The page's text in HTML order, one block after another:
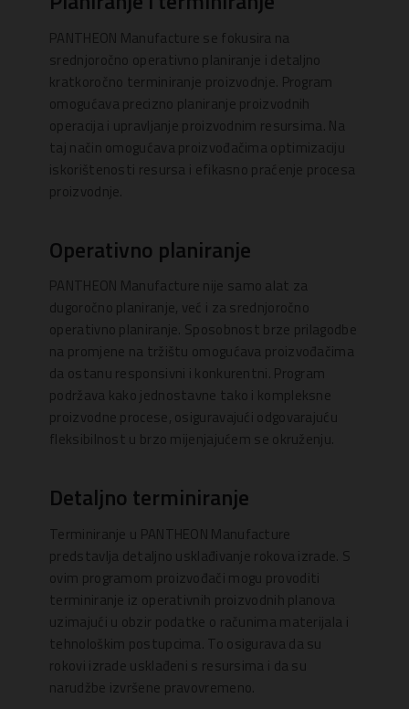
PANTHEON Manufacture se fokusira na
srednjoročno operativno planiranje i detaljno
kratkoročno terminiranje proizvodnje. Program
omogućava precizno planiranje proizvodnih
operacija i upravljanje proizvodnim resursima. Na
taj način omogućava proizvođačima optimizaciju
iskorištenosti resursa i efikasno praćenje procesa
proizvodnje.
Operativno planiranje
PANTHEON Manufacture nije samo alat za
dugoročno planiranje, već i za srednjoročno
operativno planiranje. Sposobnost brze prilagodbe
na promjene na tržištu omogućava proizvođačima
da ostanu responsivni i konkurentni. Program
podržava kako jednostavne tako i kompleksne
proizvodne procese, osiguravajući odgovarajuću
fleksibilnost u brzo mijenjajućem se okruženju.
Detaljno terminiranje
Terminiranje u PANTHEON Manufacture
predstavlja detaljno usklađivanje rokova izrade. S
ovim programom proizvođači mogu provoditi
terminiranje iz operativnih proizvodnih planova
uzimajući u obzir podatke o računima materijala i
tehnološkim postupcima. To osigurava da su
rokovi izrade usklađeni s resursima i da su
narudžbe izvršene pravovremeno.